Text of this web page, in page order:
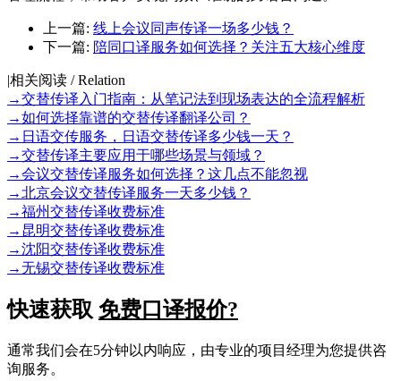
上一篇: 线上会议同声传译一场多少钱？
下一篇: 陪同口译服务如何选择？关注五大核心维度
|相关阅读 / Relation
→交替传译入门指南：从笔记法到现场表达的全流程解析
→如何选择靠谱的交替传译翻译公司？
→ 日语交传服务，日语交替传译多少钱一天？
→交替传译主要应用于哪些场景与领域？
→会议交替传译服务如何选择？这几点不能忽视
→北京会议交替传译服务一天多少钱？
→福州交替传译收费标准
→ 昆明交替传译收费标准
→沈阳交替传译收费标准
→无锡交替传译收费标准
快速获取 免费口译报价?
通常我们会在5分钟以内响应，由专业的项目经理为您提供咨
询服务。